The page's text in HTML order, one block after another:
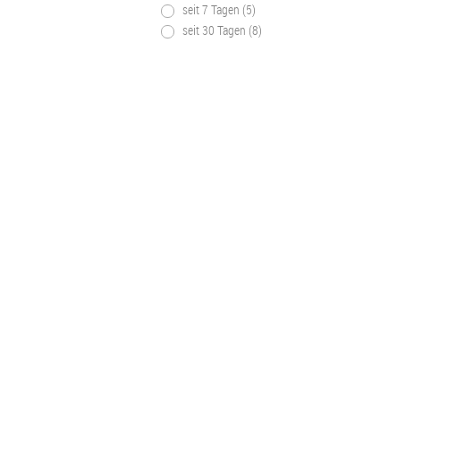
seit 7 Tagen (5)
seit 30 Tagen (8)